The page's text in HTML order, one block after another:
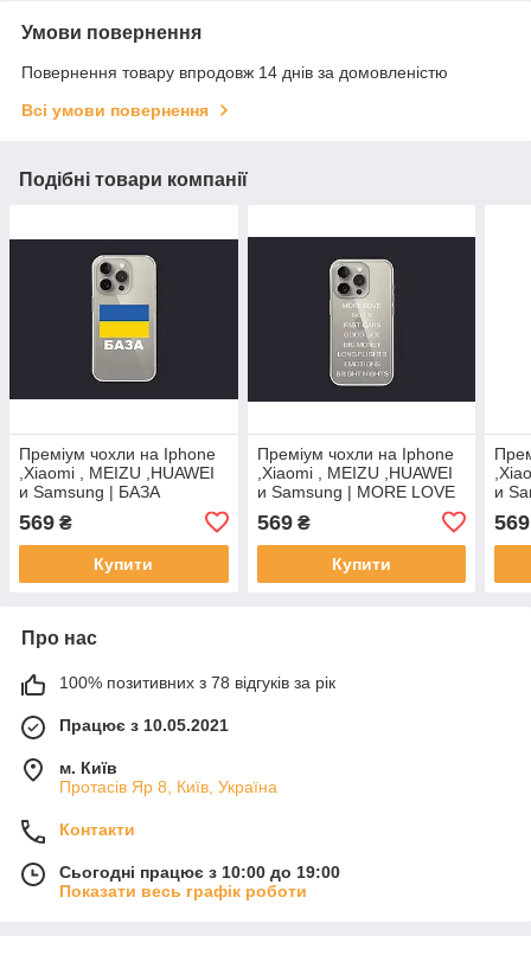
Умови повернення
Повернення товару впродовж 14 днів за домовленістю
Всі умови повернення
Подібні товари компанії
Преміум чохли на Iphone
,Xiaomi , MEIZU ,HUAWEI
и Samsung | БАЗА
569 ₴
Купити
Преміум чохли на Iphone
,Xiaomi , MEIZU ,HUAWEI
и Samsung | MORE LOVE
569₴
Купити
и
569
Про нас
100% позитивних з 78 відгуків за рік
Працює з 10.05.2021
м. Київ
Протасів Яр 8, Київ, Україна
Контакти
Сьогодні працює з 10:00 до 19:00
Показати весь графік роботи